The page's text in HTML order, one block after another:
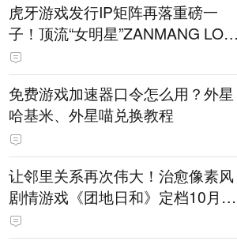
虎牙游戏发行IP矩阵再落重磅一
子！顶流“女明星”ZANMANG LOO
PY 正版3D消除手游《消消奇遇》
惊喜曝光
免费游戏加速器口令怎么用？外星
哈基米、外星喵兑换教程
让邻里关系再次伟大！治愈像素风
剧情游戏《团地日和》定档10月30
日发售